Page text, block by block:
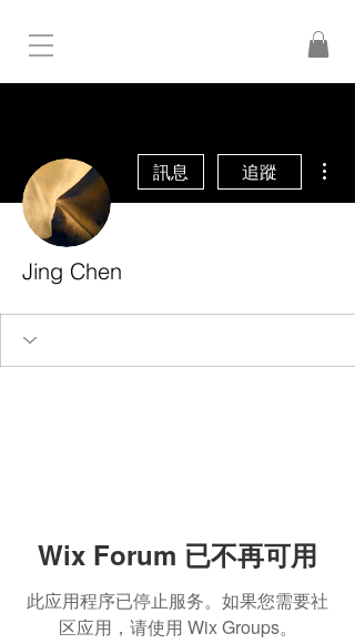
訊息 追蹤
Jing Chen
Wix Forum 已不再可用
此应用程序已停止服务。如果您需要社
区应用，请使用 Wix Groups。